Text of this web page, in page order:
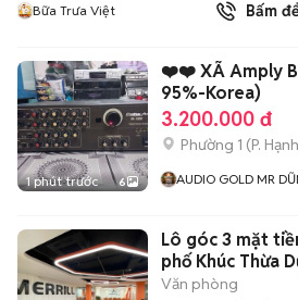
Bữa Trưa Việt Bấm
1 phút trước 6
❤️❤️ XÃ Amply
95%-Korea)
3.200.000 đ
Phường 1 (P.
AUDIO GOLD MR
Lô góc 3 mặt
phố Khúc Thừa
Văn phòng